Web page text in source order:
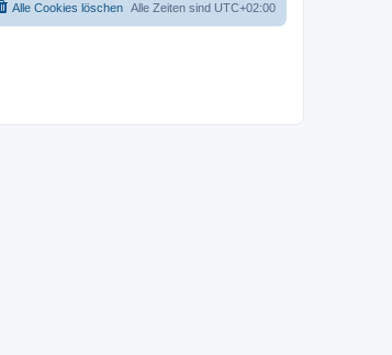
Alle Zeiten sind UTC+02:00
Alle Cookies löschen